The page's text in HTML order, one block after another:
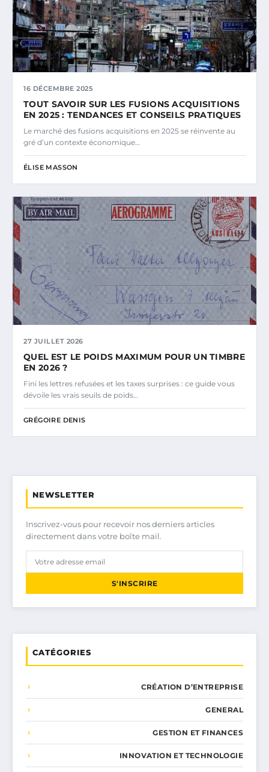
16 DÉCEMBRE 2025
TOUT SAVOIR SUR LES FUSIONS ACQUISITIONS
EN 2025 : TENDANCES ET CONSEILS PRATIQUES
Le marché des fusions acquisitions en 2025 se réinvente au
gré d’un contexte économique…
ÉLISE MASSON
27 JUILLET 2026
QUEL EST LE POIDS MAXIMUM POUR UN TIMBRE
EN 2026 ?
Fini les lettres refusées et les taxes surprises : ce guide vous
dévoile les vrais seuils de poids…
GRÉGOIRE DENIS
NEWSLETTER
Inscrivez-vous pour recevoir nos derniers articles
directement dans votre boîte mail.
S'INSCRIRE
CATÉGORIES
CRÉATION D’ENTREPRISE
GENERAL
GESTION ET FINANCES
INNOVATION ET TECHNOLOGIE